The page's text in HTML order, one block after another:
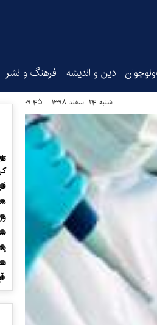
دین و اندیشه فرهنگ و نشر
شنبه ۲۴ اسفند ۱۳۹۸ - ۰۹:۴۵